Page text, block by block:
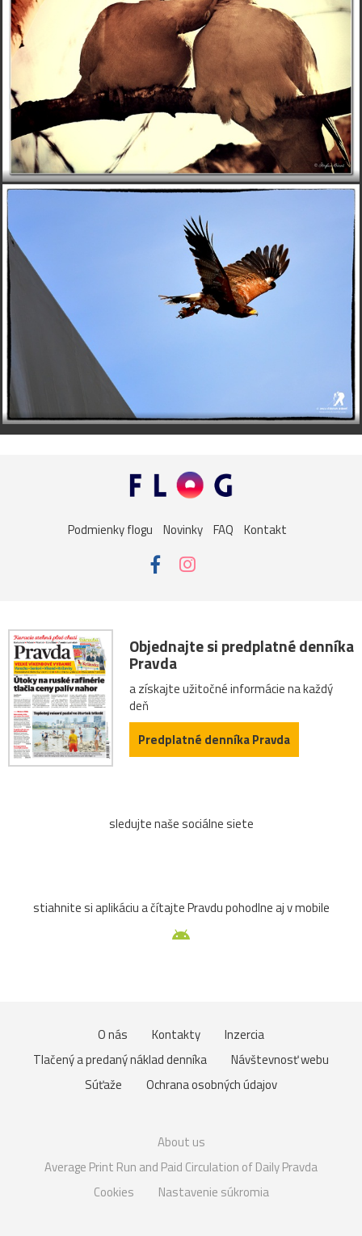
Podmienky flogu Novinky FAQ Kontakt
Objednajte si predplatné denníka
Pravda
a získajte užitočné informácie na každý
deň
Predplatné denníka Pravda
sledujte naše sociálne siete
stiahnite si aplikáciu a čítajte Pravdu pohodlne aj v mobile
O nás Kontakty
Inzercia
Tlačený a predaný náklad denníka
Návštevnosť webu
Súťaže
Ochrana osobných údajov
About us
Average Print Run and Paid Circulation of Daily Pravda
Cookies
Nastavenie súkromia